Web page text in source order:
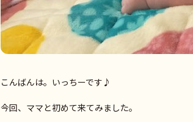
こんばんは。いっちーです♪
今回、ママと初めて来てみました。